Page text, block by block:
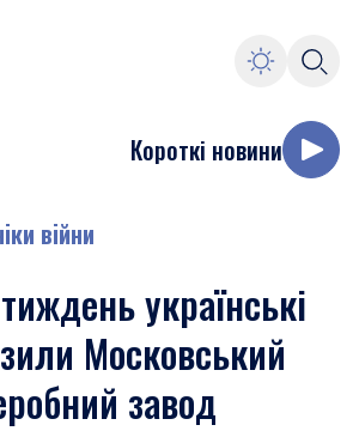
Короткі новини
війни
українські
Московський
завод